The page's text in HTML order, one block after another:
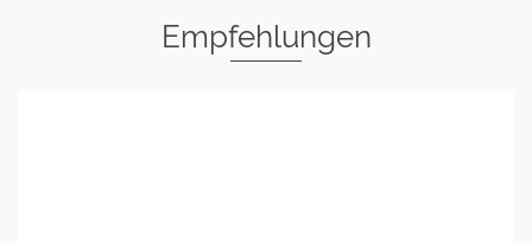
Empfehlungen